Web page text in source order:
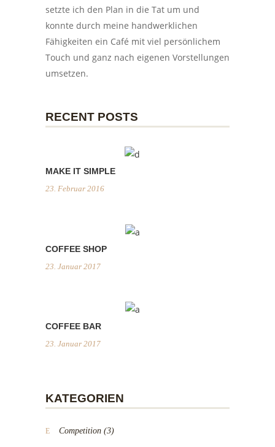
setzte ich den Plan in die Tat um und
konnte durch meine handwerklichen
Fähigkeiten ein Café mit viel persönlichem
Touch und ganz nach eigenen Vorstellungen
umsetzen.
RECENT POSTS
MAKE IT SIMPLE
23. Februar 2016
COFFEE SHOP
23. Januar 2017
COFFEE BAR
23. Januar 2017
KATEGORIEN
Competition (3)